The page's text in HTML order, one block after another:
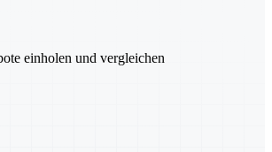
einholen und vergleichen